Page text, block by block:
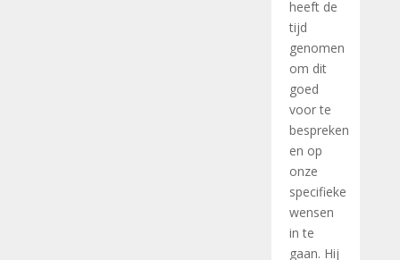
heeft de
tijd
genomen
om dit
goed
voor te
bespreken
en op
onze
specifieke
wensen
in te
gaan. Hij